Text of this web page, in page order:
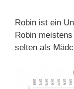
Robin ist ein
Robin
selten als